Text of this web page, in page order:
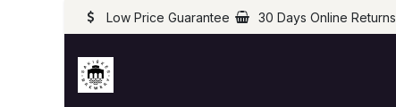
Low Price Guarantee 30 Days Online Returns